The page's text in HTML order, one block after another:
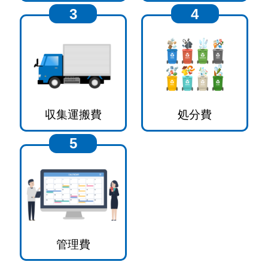
3
収集運搬費
4
処分費
5
管理費